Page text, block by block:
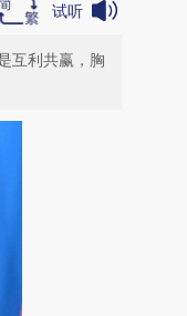
试听
互利共赢，胸